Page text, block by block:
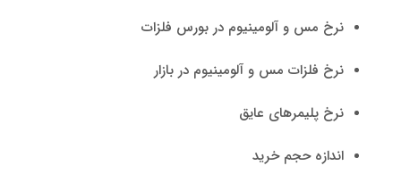
نرخ مس و آلومینیوم در بورس فلزات
نرخ فلزات مس و آلومینیوم در بازار
نرخ پلیمرهای عایق
اندازه حجم خرید